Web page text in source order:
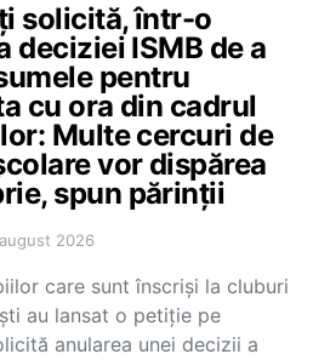
solicită, într-o
deciziei ISMB de a
pentru
cu ora din cadrul
Multe cercuri de
vor dispărea
spun părinții
2026
care sunt înscriși la cluburi
au lansat o petiție pe
anularea unei decizii a